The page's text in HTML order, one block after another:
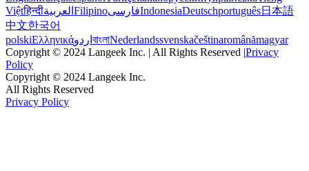
Việtहिन्दीالعربية FilipinoفارسیIndonesiaDeutschportuguês日本語
中文한국어
polskiΕλληνικάاردو বাংলাNederlandssvenskačeštinaromânămagyar
Copyright © 2024 Langeek Inc. | All Rights Reserved |Privacy
Policy
Copyright © 2024 Langeek Inc.
All Rights Reserved
Privacy Policy